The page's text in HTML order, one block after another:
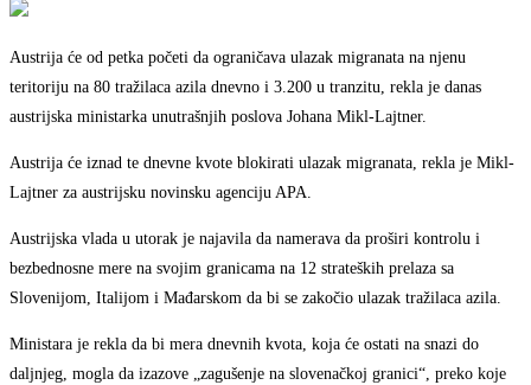
Austrija će od petka početi da ograničava ulazak migranata na njenu
teritoriju na 80 tražilaca azila dnevno i 3.200 u tranzitu, rekla je danas
austrijska ministarka unutrašnjih poslova Johana Mikl-Lajtner.
Austrija će iznad te dnevne kvote blokirati ulazak migranata, rekla je Mikl-
Lajtner za austrijsku novinsku agenciju APA.
Austrijska vlada u utorak je najavila da namerava da proširi kontrolu i
bezbednosne mere na svojim granicama na 12 strateških prelaza sa
Slovenijom, Italijom i Mađarskom da bi se zakočio ulazak tražilaca azila.
Ministara je rekla da bi mera dnevnih kvota, koja će ostati na snazi do
daljnjeg, mogla da izazove „zagušenje na slovenačkoj granici“, preko koje